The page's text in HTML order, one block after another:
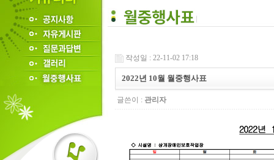
작성일 : 22-11-02 17:18
2022년 10월 월중행사표
글쓴이 : 관리자